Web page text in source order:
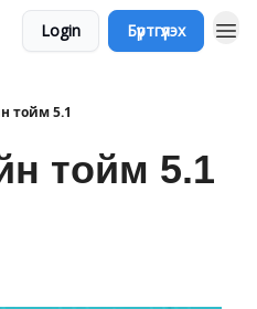
Login Бүртгүүлэх
тойм 5.1
тойм 5.1